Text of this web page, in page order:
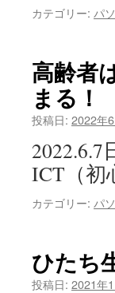
カテゴリー: パ
高齢者
まる！
投稿日: 2022年
ICT（
カテゴリー: パ
ひたち
投稿日: 2021年